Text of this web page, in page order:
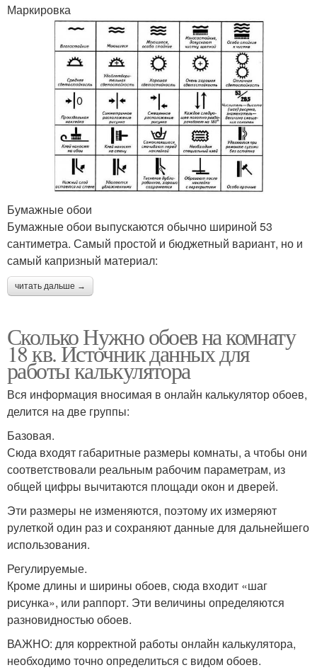
Маркировка
Бумажные обои
Бумажные обои выпускаются обычно шириной 53
сантиметра. Самый простой и бюджетный вариант, но и
самый капризный материал:
читать дальше →
Сколько Нужно обоев на комнату
18 кв. Источник данных для
работы калькулятора
Вся информация вносимая в онлайн калькулятор обоев,
делится на две группы:
Базовая.
Сюда входят габаритные размеры комнаты, а чтобы они
соответствовали реальным рабочим параметрам, из
общей цифры вычитаются площади окон и дверей.
Эти размеры не изменяются, поэтому их измеряют
рулеткой один раз и сохраняют данные для дальнейшего
использования.
Регулируемые.
Кроме длины и ширины обоев, сюда входит «шаг
рисунка», или раппорт. Эти величины определяются
разновидностью обоев.
ВАЖНО: для корректной работы онлайн калькулятора,
необходимо точно определиться с видом обоев.